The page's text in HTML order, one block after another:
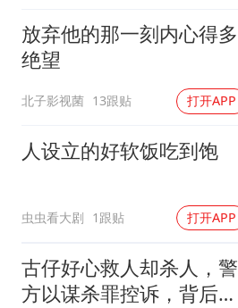
放弃他的那一刻内心得多
绝望
北子影视菌 13跟贴 打开APP
人设立的好软饭吃到饱
虫虫看大剧 1跟贴 打开APP
古仔好心救人却杀人，警
方以谋杀罪控诉，背后真